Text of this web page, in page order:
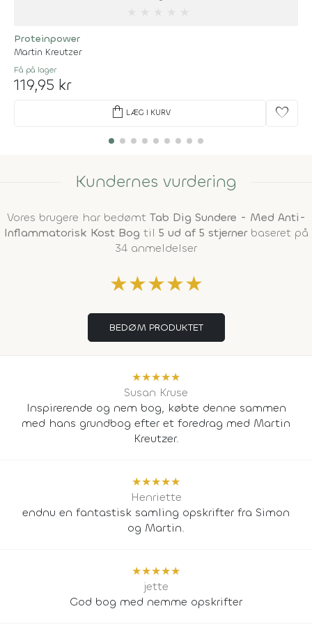
Proteinpower
Martin Kreutzer
Få på lager
119,95 kr
shopping_bag LÆG I KURV favorite
Kundernes vurdering
Vores brugere har bedømt Tab Dig Sundere - Med Anti-
Inflammatorisk Kost Bog til 5 ud af 5 stjernerbaseret på
34 anmeldelser
★★★★★
BEDØM PRODUKTET
★★★★★
Susan Kruse
Inspirerende og nem bog, købte denne sammen
med hans grundbog efter et foredrag med Martin
Kreutzer.
★★★★★
Henriette
endnu en fantastisk samling opskrifter fra Simon
og Martin.
★★★★★
jette
God bog med nemme opskrifter